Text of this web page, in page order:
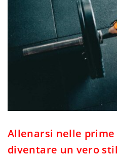
Allenarsi nelle
diventare un vero